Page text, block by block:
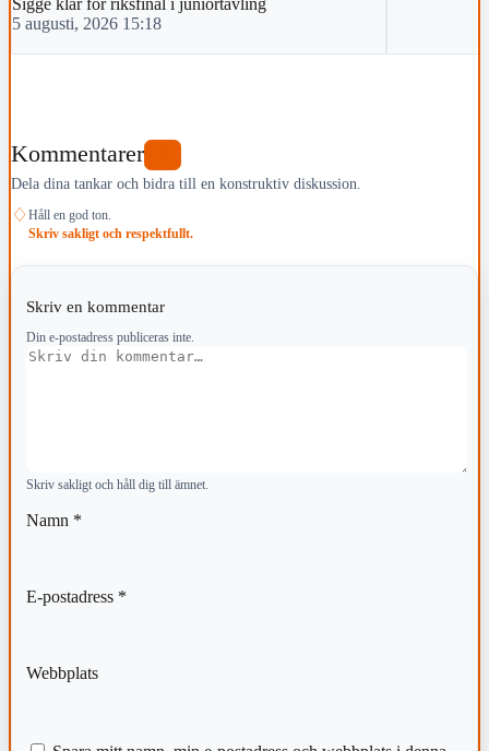
5 augusti, 2026 15:18
Kommentarer
Dela dina tankar och bidra till en konstruktiv diskussion.
♢ Håll en god ton.
Skriv sakligt och respektfullt.
Skriv en kommentar
Din e-postadress publiceras inte.
Kommentar
Skriv sakligt och håll dig till ämnet.
Namn *
E-postadress *
Webbplats